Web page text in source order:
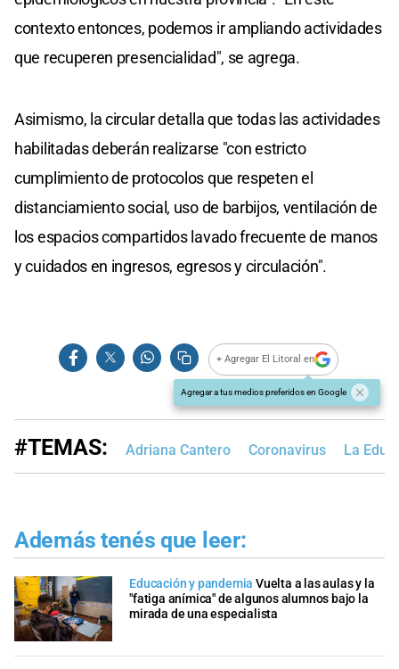
contexto entonces, podemos ir ampliando actividades
que recuperen presencialidad", se agrega.
Asimismo, la circular detalla que todas las actividades
habilitadas deberán realizarse "con estricto
cumplimiento de protocolos que respeten el
distanciamiento social, uso de barbijos, ventilación de
los espacios compartidos lavado frecuente de manos
y cuidados en ingresos, egresos y circulación".
+ Agregar El Litoral en
Agregar a tus medios preferidos en Google
#TEMAS: Adriana Cantero Coronavirus La
Además tenés que leer:
Educación y pandemia Vuelta a las aulas y la
"fatiga anímica" de algunos alumnos bajo la
mirada de una especialista